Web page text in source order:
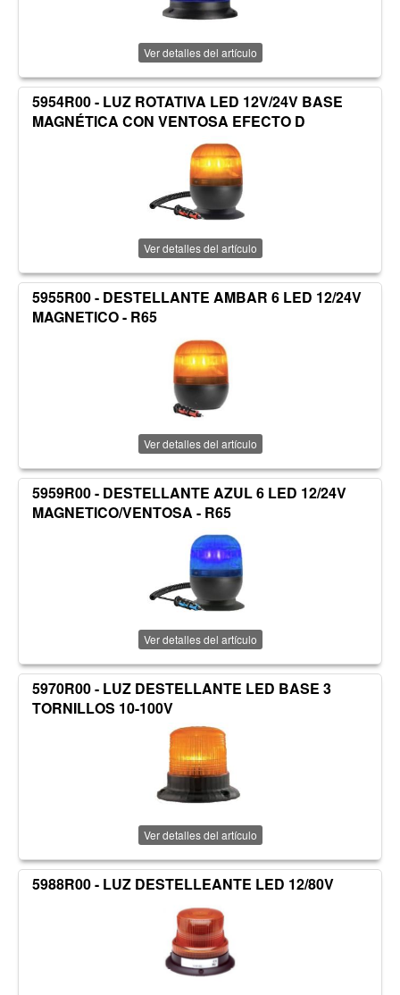
Ver detalles del artículo
5954R00 - LUZ ROTATIVA LED 12V/24V BASE
MAGNÉTICA CON VENTOSA EFECTO D
Ver detalles del artículo
5955R00 - DESTELLANTE AMBAR 6 LED 12/24V
MAGNETICO - R65
Ver detalles del artículo
5959R00 - DESTELLANTE AZUL 6 LED 12/24V
MAGNETICO/VENTOSA - R65
Ver detalles del artículo
5970R00 - LUZ DESTELLANTE LED BASE 3
TORNILLOS 10-100V
Ver detalles del artículo
5988R00 - LUZ DESTELLEANTE LED 12/80V